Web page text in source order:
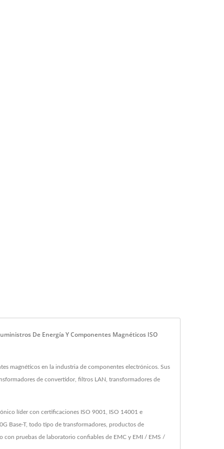
De Energía Y Componentes Magnéticos ISO
magnéticos en la industria de componentes electrónicos. Sus
de convertidor, filtros LAN, transformadores de
líder con certificaciones ISO 9001, ISO 14001 e
Base-T, todo tipo de transformadores, productos de
pruebas de laboratorio confiables de EMC y EMI / EMS /